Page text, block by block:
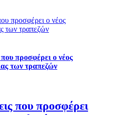
προσφέρει ο νέος
των τραπεζών
προσφέρει ο νέος
των τραπεζών
που προσφέρει